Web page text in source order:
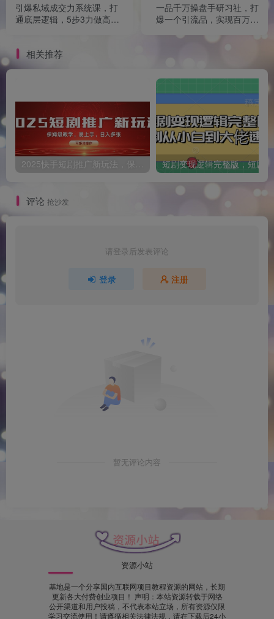
引爆私域成交力系统课，打
通底层逻辑，5步3力做高质
一品千万操盘手研习社，打
爆一个引流品，实现百万千
单，发售实战
相关推荐
评论 抢沙发
请登录后发表评论
登录 注册
暂无评论内容
资源小站
基地是一个分享国内互联网项目教程资源的网站，长期
更新各大付费创业项目！ 声明：本站资源转载于网络
公开渠道和用户投稿，不代表本站立场，所有资源仅限
学习交流使用！请遵循相关法律法规，请在下载后24小